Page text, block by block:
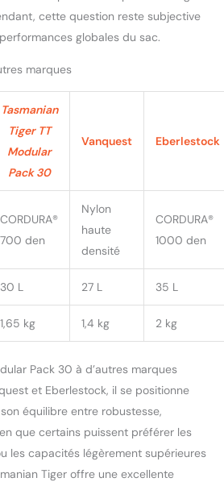
cette question reste subjective
globales du sac.
marques
Tasmanian
Tiger TT
Modular
Pack 30
Vanquest Eberlestock
CORDURA®
700 den
Nylon
haute
densité
CORDURA®
1000 den
30 L 27 L 35 L
1,65 kg 1,4 kg 2 kg
Pack 30 à d’autres marques
et Eberlestock, il se positionne
équilibre entre robustesse,
que certains puissent préférer les
les capacités légèrement supérieures
Tiger offre une excellente